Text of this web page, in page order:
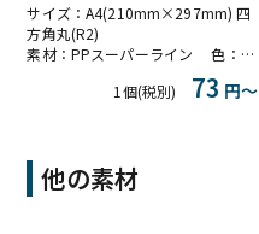
サイズ：A4(210mm×297mm) 四
方角丸(R2)
素材：PPスーパーライン 色：半透明
1個(税別)
73円〜
他の素材